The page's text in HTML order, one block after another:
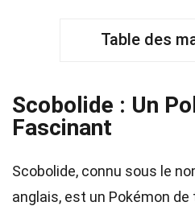
Table des
Scobolide : Un
Fascinant
Scobolide, connu sous le
anglais, est un Pokémon